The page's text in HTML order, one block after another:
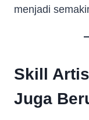
menjadi
Skill
Juga